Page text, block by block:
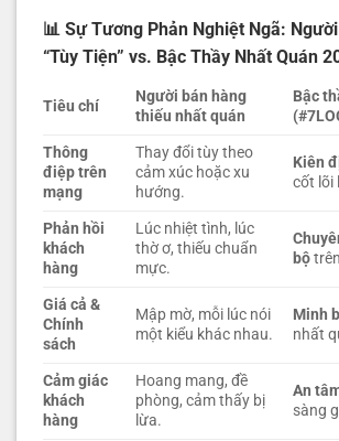
📊 Sự Tương Phản Nghiệt Ngã:
“Tùy Tiện” vs. Bậc Thầy Nhất Quán
Tiêu chí
Người bán hàng
thiếu nhất quán
Bậc
Thông
điệp trên
mạng
Thay đổi tùy theo
cảm xúc hoặc xu
hướng.
Kiên
cốt lõi
Phản hồi
khách
hàng
Lúc nhiệt tình, lúc
thờ ơ, thiếu chuẩn
mực.
bộ
Giá cả &
Chính
sách
Mập mờ, mỗi lúc nói
một kiểu khác nhau.
Minh
nhất
Cảm giác
khách
hàng
Hoang mang, đề
phòng, cảm thấy bị
lừa.
An
sàng